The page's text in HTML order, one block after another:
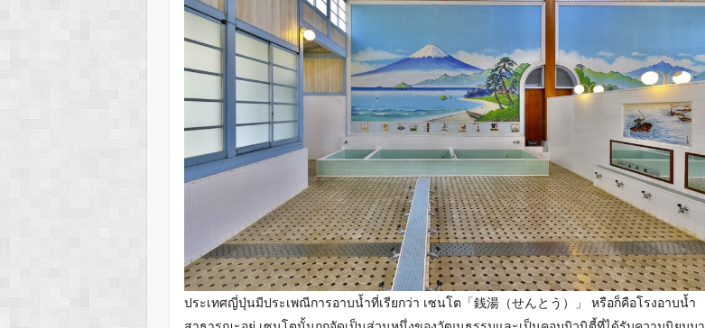
ประเทศญี่ปุ่นมีประเพณีการอาบน้ำที่เรียกว่า เซนโต「銭湯（せんとう）」 หรือก็คือโรงอาบน้ำ